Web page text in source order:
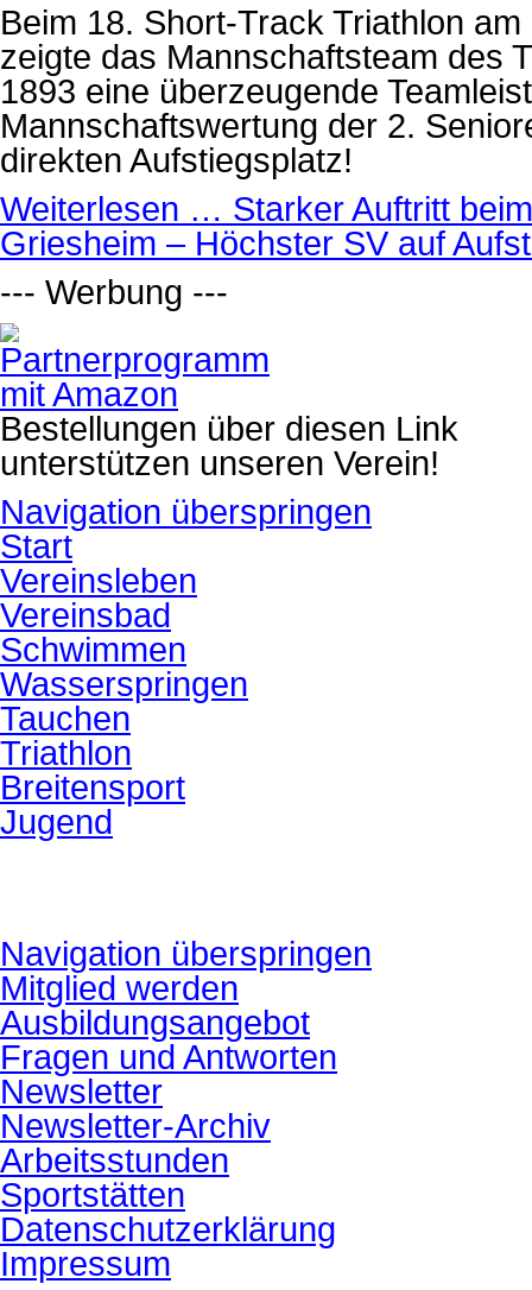
Beim 18. Short-Track Triathlon
zeigte das Mannschaftsteam des
1893 eine überzeugende
Mannschaftswertung der 2.
direkten Aufstiegsplatz!
Weiterlesen … Starker Auftritt
Griesheim – Höchster SV auf
--- Werbung ---
Bestellungen über diesen Link
unterstützen unseren Verein!
Navigation überspringen
Start
Vereinsleben
Vereinsbad
Schwimmen
Wasserspringen
Tauchen
Triathlon
Breitensport
Jugend
Navigation überspringen
Mitglied werden
Ausbildungsangebot
Fragen und Antworten
Newsletter
Newsletter-Archiv
Arbeitsstunden
Sportstätten
Datenschutzerklärung
Impressum